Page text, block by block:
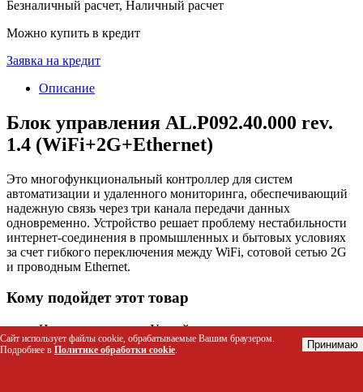
Безналичный расчет, Наличный расчет
Можно купить в кредит
Заявка на кредит
Описание
Блок управления AL.P092.40.000 rev.
1.4 (WiFi+2G+Ethernet)
Это многофункциональный контроллер для систем
автоматизации и удаленного мониторинга, обеспечивающий
надежную связь через три канала передачи данных
одновременно. Устройство решает проблему нестабильности
интернет-соединения в промышленных и бытовых условиях
за счет гибкого переключения между WiFi, сотовой сетью 2G
и проводным Ethernet.
Кому подойдет этот товар
Инженеры систем «Умный дом» для интеграции
датчиков и исполнительных механизмов в единую сеть.
Специалисты по промышленной автоматизации
Сайт использует файлы cookie, обрабатываемые Вашим браузером.
Подробнее в Политике обработки cookie. Принимаю